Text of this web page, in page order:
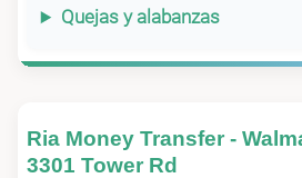
Quejas y alabanzas
Ria Money Transfer -
3301 Tower Rd